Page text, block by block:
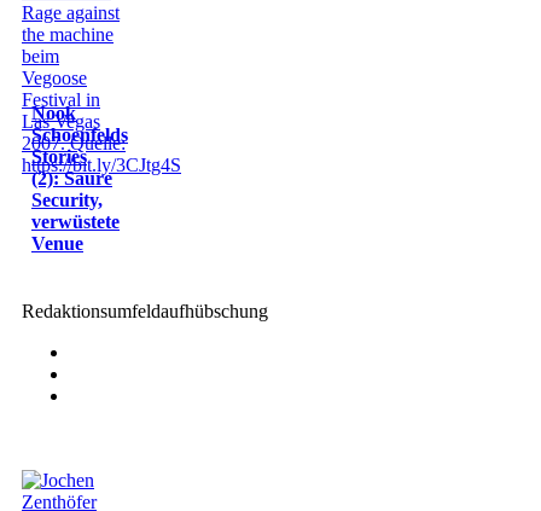
Nook
Schoenfelds
Stories
(2): Saure
Security,
verwüstete
Venue
Redaktionsumfeldaufhübschung